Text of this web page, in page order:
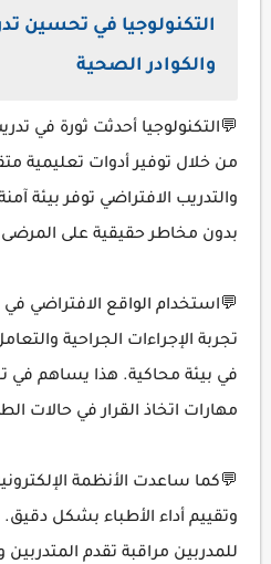
التكنولوجيا في تحسين
والكوادر الصحية
💬التكنولوجيا أحدثت ثورة في
من خلال توفير أدوات تعليمية
والتدريب الافتراضي توفر بيئة
بدون مخاطر حقيقية على
💬استخدام الواقع الافتراضي في
تجربة الإجراءات الجراحية
في بيئة محاكية. هذا يساهم في
مهارات اتخاذ القرار في حالات
💬كما ساعدت الأنظمة
وتقييم أداء الأطباء بشكل دقيق.
للمدربين مراقبة تقدم